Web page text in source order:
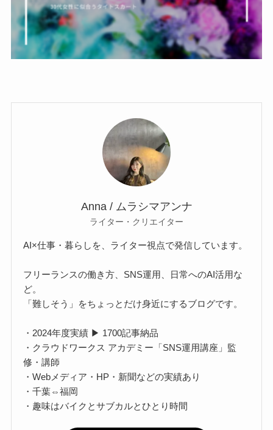
Anna / ムラシマアンナ
ライター・クリエイター
AI×仕事・暮らしを、ライター視点で発信しています。
フリーランスの働き方、SNS運用、日常へのAI活用な
ど。
「難しそう」をちょっとだけ身近にするブログです。
・2024年度実績 ▶ 1700記事納品
・クラウドワークス アカデミー「SNS運用講座」監
修・講師
・Webメディア・HP・新聞などの実績あり
・千葉⇔福岡
・趣味はバイクとサブカルとひとり時間